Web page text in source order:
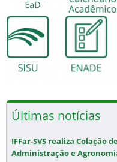
Últimas notícias
IFFar-SVS realiza Colação
Administração e